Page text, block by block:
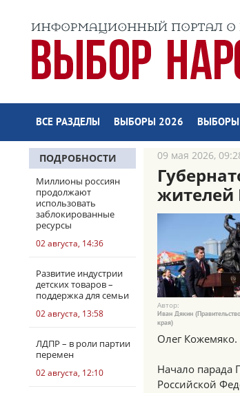
ВСЕ РАЗДЕЛЫ ВЫБОРЫ 2026 ВЫБОРЫ
ПОДРОБНОСТИ
Миллионы россиян
продолжают
использовать
заблокированные
ресурсы
02 августа, 14:36
Развитие индустрии
детских товаров –
поддержка для семьи
02 августа, 13:58
ЛДПР – в роли партии
перемен
02 августа, 12:10
09 мая 2026,
жителей
Автор:
Иван Дякин
края)
Олег Кожемяко.
Начало парада
Российской